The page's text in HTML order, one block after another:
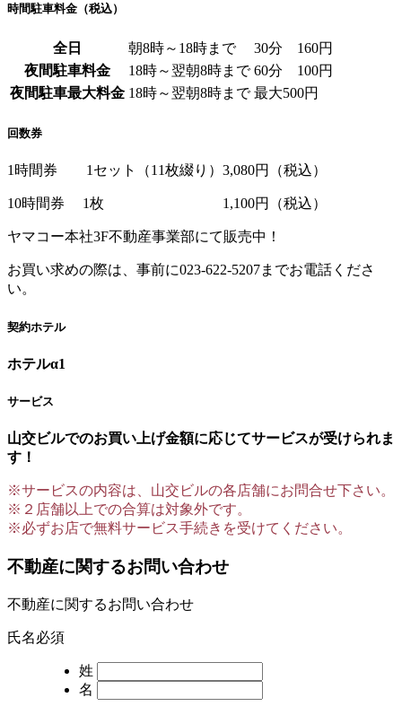
時間駐車料金（税込）
全日 朝8時～18時まで
30分 160円
夜間駐車料金
18時～翌朝8時まで 60分 100円
夜間駐車最大料金 18時～翌朝8時まで 最大500円
回数券
1時間券 1セット（11枚綴り）3,080円（税込）
10時間券 1枚 1,100円（税込）
ヤマコー本社3F不動産事業部にて販売中！
お買い求めの際は、事前に023-622-5207までお電話くださ
い。
契約ホテル
ホテルα1
サービス
山交ビルでのお買い上げ金額に応じてサービスが受けられま
す！
※サービスの内容は、山交ビルの各店舗にお問合せ下さい。
※２店舗以上での合算は対象外です。
※必ずお店で無料サービス手続きを受けてください。
不動産に関するお問い合わせ
不動産に関するお問い合わせ
氏名必須
姓
名